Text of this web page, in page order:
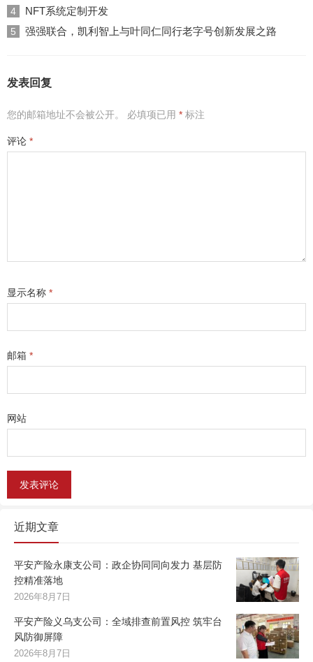
4 NFT系统定制开发
5 强强联合，凯利智上与叶同仁同行老字号创新发展之路
发表回复
您的邮箱地址不会被公开。 必填项已用 * 标注
评论 *
显示名称 *
邮箱 *
网站
近期文章
平安产险永康支公司：政企协同同向发力 基层防
控精准落地
2026年8月7日
平安产险义乌支公司：全域排查前置风控 筑牢台
风防御屏障
2026年8月7日